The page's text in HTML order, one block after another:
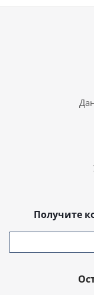
Получите